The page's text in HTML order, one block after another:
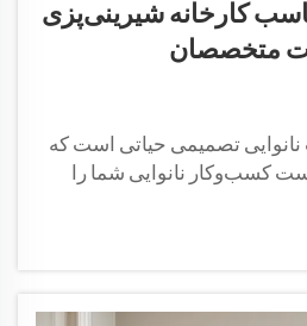
کارخانه شیرینی‌پزی
متخصصان
نانوایی تصمیمی حیاتی است که
کسب‌وکار نانوایی شما را
یک نانوایی جدید، گسترش
ماشین‌آلات قدیمی را داشته
مستقیمی بر...